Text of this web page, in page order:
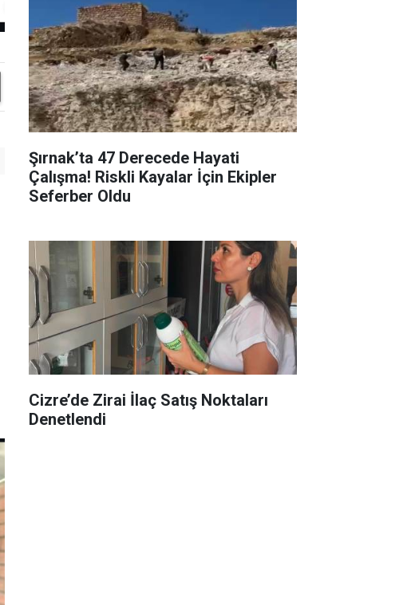
Şırnak’ta 47 Derecede Hayati
Çalışma! Riskli Kayalar İçin Ekipler
Seferber Oldu
Cizre’de Zirai İlaç Satış Noktaları
Denetlendi